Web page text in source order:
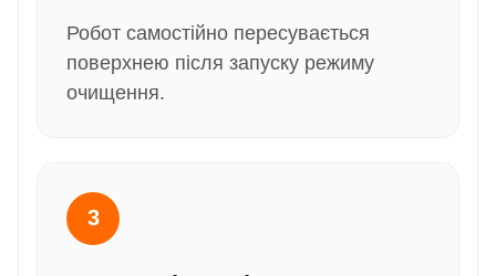
Робот самостійно пересувається
поверхнею після запуску режиму
очищення.
3